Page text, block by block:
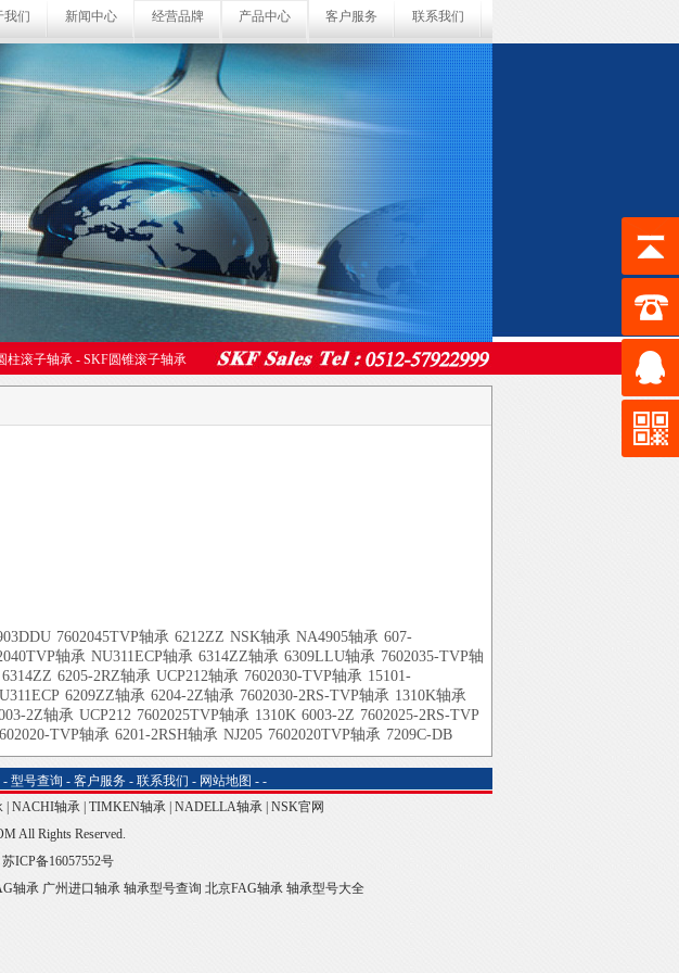
我们 新闻中心 经营品牌 产品中心 客户服务 联系我们
柱滚子轴承 - SKF圆锥滚子轴承
7602045TVP轴承 6212ZZ NSK轴承 NA4905轴承 607-
轴承 NU311ECP轴承 6314ZZ轴承 6309LLU轴承 7602035-TVP轴
6314ZZ 6205-2RZ轴承 UCP212轴承 7602030-TVP轴承 15101-
6209ZZ轴承 6204-2Z轴承 7602030-2RS-TVP轴承 1310K轴承
2Z轴承 UCP212 7602025TVP轴承 1310K 6003-2Z 7602025-2RS-TVP
TVP轴承 6201-2RSH轴承 NJ205 7602020TVP轴承 7209C-DB
- 型号查询 - 客户服务- 联系我们 - 网站地图 - -
| NACHI轴承| TIMKEN轴承| NADELLA轴承| NSK官网
All Rights Reserved.
苏ICP备16057552号
轴承 广州进口轴承 轴承型号查询 北京FAG轴承 轴承型号大全